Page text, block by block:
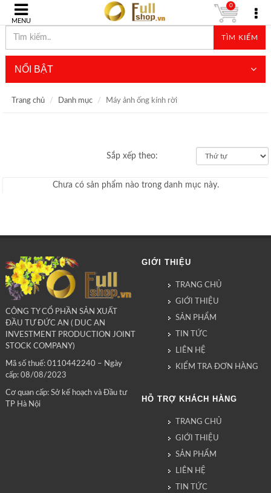
MENU
TÌM KIẾM
0
NỔI BẬT
Trang chủ Danh mục Máy ảnh ống kính rời
Sắp xếp theo:
Chưa có sản phẩm nào trong danh mục này.
CÔNG TY CỔ PHẦN SẢN XUẤT
ĐẦU TƯ ĐỨC AN ( DUC AN
INVESTMENT PRODUCTION JOINT
STOCK COMPANY)
Mã số thuế: 0110442240 – Ngày
cấp: 08/08/2023
Cơ quan cấp: Sở kế hoạch và Đầu tư
TP Hà Nội
GIỚI THIỆU
TRANG CHỦ
GIỚI THIỆU
SẢN PHẨM
TIN TỨC
LIÊN HỆ
KIỂM TRA ĐƠN HÀNG
HỖ TRỢ KHÁCH HÀNG
TRANG CHỦ
GIỚI THIỆU
SẢN PHẨM
LIÊN HỆ
TIN TỨC